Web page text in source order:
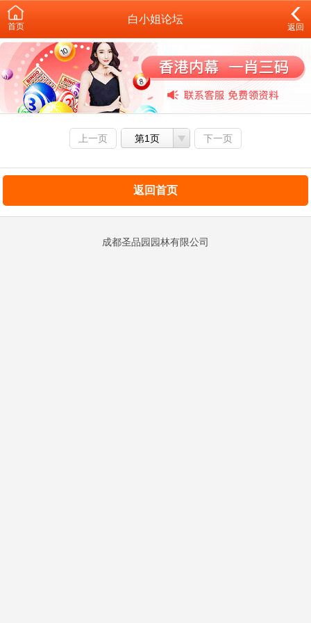
首页
白小姐论坛
返回
上一页 第1页 下一页
返回首页
成都圣品园园林有限公司